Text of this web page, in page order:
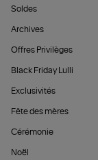
Soldes
Archives
Offres Privilèges
Black Friday Lulli
Exclusivités
Fête des mères
Cérémonie
Noël